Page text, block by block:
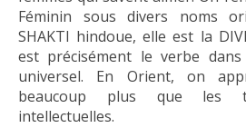
Féminin sous divers noms
SHAKTI hindoue, elle est la
est précisément le verbe
universel. En Orient, on
beaucoup plus que les
intellectuelles.